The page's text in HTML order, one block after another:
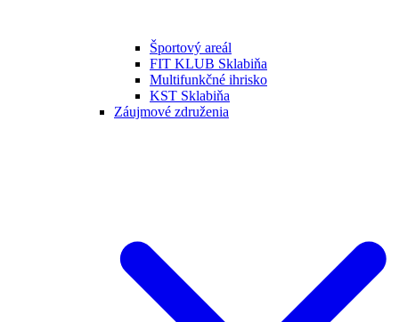
Športový areál
FIT KLUB Sklabiňa
Multifunkčné ihrisko
KST Sklabiňa
Záujmové združenia